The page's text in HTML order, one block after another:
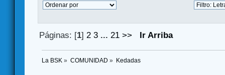
Páginas: [1] 2 3 ... 21 >> Ir Arriba
La BSK » COMUNIDAD » Kedadas